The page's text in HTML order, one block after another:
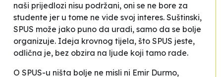
naši prijedlozi nisu podržani, oni se ne bore za
studente jer u tome ne vide svoj interes. Suštinski,
SPUS može jako puno da uradi, samo da se bolje
organizuje. Ideja krovnog tijela, što SPUS jeste,
odlična je, bez obzira na ljude koji tamo rade.
O SPUS-u ništa bolje ne misli ni Emir Durmo,